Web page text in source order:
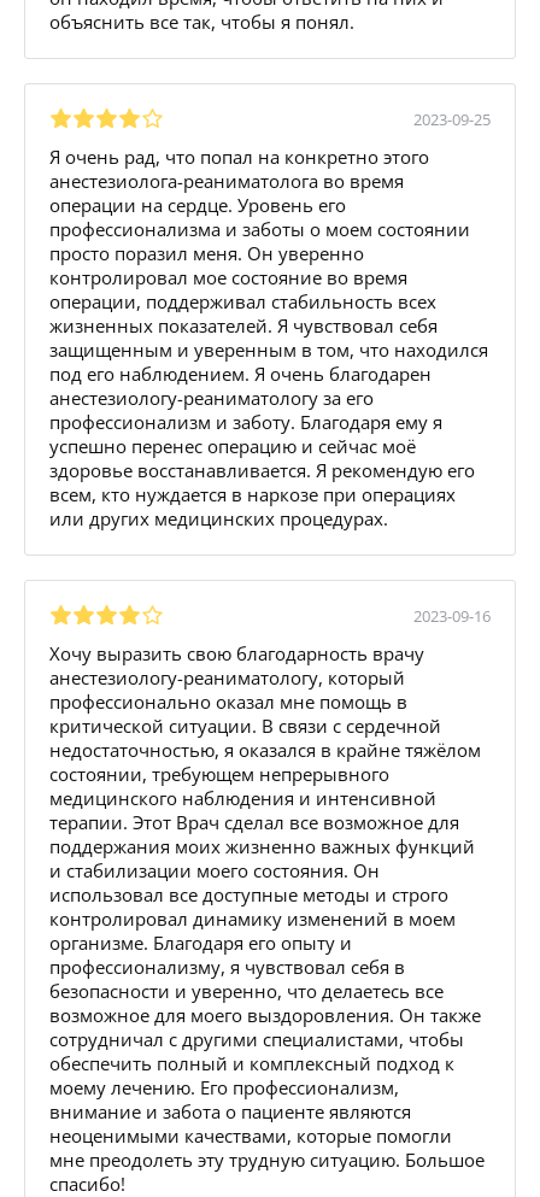
объяснить все так, чтобы я понял.
2023-09-25
Я очень рад, что попал на конкретно этого
анестезиолога-реаниматолога во время
операции на сердце. Уровень его
профессионализма и заботы о моем состоянии
просто поразил меня. Он уверенно
контролировал мое состояние во время
операции, поддерживал стабильность всех
жизненных показателей. Я чувствовал себя
защищенным и уверенным в том, что находился
под его наблюдением. Я очень благодарен
анестезиологу-реаниматологу за его
профессионализм и заботу. Благодаря ему я
успешно перенес операцию и сейчас моё
здоровье восстанавливается. Я рекомендую его
всем, кто нуждается в наркозе при операциях
или других медицинских процедурах.
2023-09-16
Хочу выразить свою благодарность врачу
анестезиологу-реаниматологу, который
профессионально оказал мне помощь в
критической ситуации. В связи с сердечной
недостаточностью, я оказался в крайне тяжёлом
состоянии, требующем непрерывного
медицинского наблюдения и интенсивной
терапии. Этот Врач сделал все возможное для
поддержания моих жизненно важных функций
и стабилизации моего состояния. Он
использовал все доступные методы и строго
контролировал динамику изменений в моем
организме. Благодаря его опыту и
профессионализму, я чувствовал себя в
безопасности и уверенно, что делаетесь все
возможное для моего выздоровления. Он также
сотрудничал с другими специалистами, чтобы
обеспечить полный и комплексный подход к
моему лечению. Его профессионализм,
внимание и забота о пациенте являются
неоценимыми качествами, которые помогли
мне преодолеть эту трудную ситуацию. Большое
спасибо!